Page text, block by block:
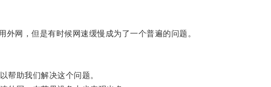
网，但是有时候网速缓慢成为了一个普遍的问题。
助我们解决这个问题。